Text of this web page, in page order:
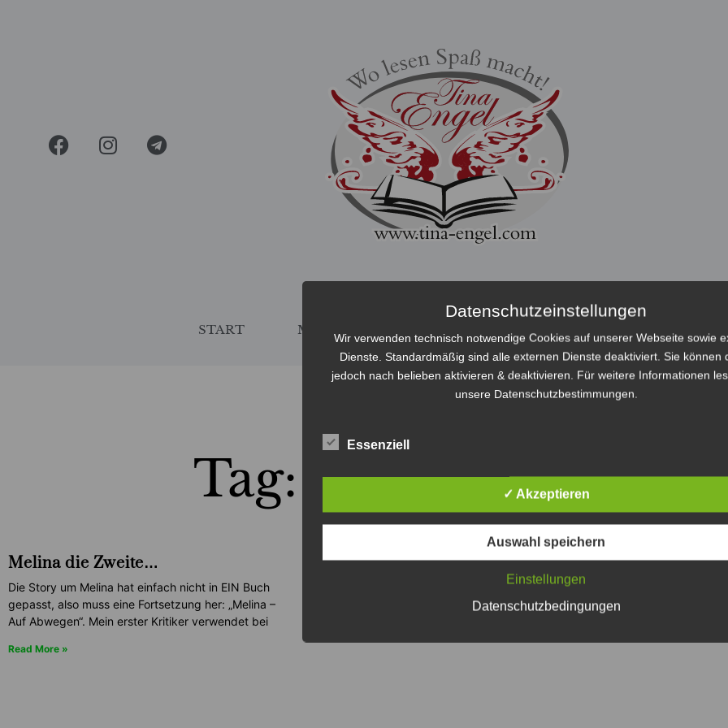
START MEINE BÜCHER BEITRÄGE LESEPROBEN
Tag: 28. Oktober
Melina die Zweite…
Die Story um Melina hat einfach nicht in EIN Buch
gepasst, also muss eine Fortsetzung her: „Melina –
Auf Abwegen“. Mein erster Kritiker verwendet bei
Read More »
Datenschutzeinstellungen
Wir verwenden technisch notwendige Cookies auf unserer Webseite sowie
Dienste. Standardmäßig sind alle externen Dienste deaktiviert. Sie können
jedoch nach belieben aktivieren & deaktivieren. Für weitere Informationen
unsere Datenschutzbestimmungen
Essenziell
✓ Akzeptieren
Auswahl speichern
Einstellungen
Datenschutzbedingungen